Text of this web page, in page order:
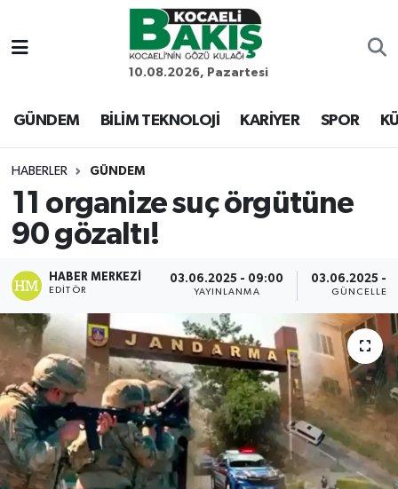
10.08.2026, Pazartesi
GÜNDEM BİLİM TEKNOLOJİ KARİYER SPOR
HABERLER GÜNDEM
11 organize suç örgütüne
90 gözaltı!
HABER MERKEZI
EDITÖR
03.06.2025 - 09:00
YAYINLANMA
03.06.2025 -
Kocaeli Nöbetçi Eczaneler
Kocaeli Hava Durumu
Süper Lig Puan Durumu ve Fikstür
Tüm Manşetler
Son Dakika Haberleri
Haber Arşivi